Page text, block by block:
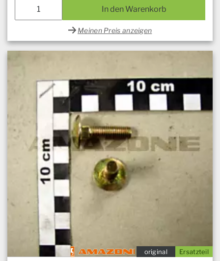
In den Warenkorb
Meinen Preis anzeigen
Ersatzteil
original